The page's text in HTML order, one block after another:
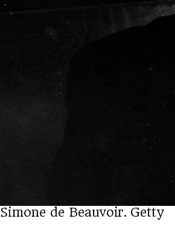
Simone de Beauvoir. Getty